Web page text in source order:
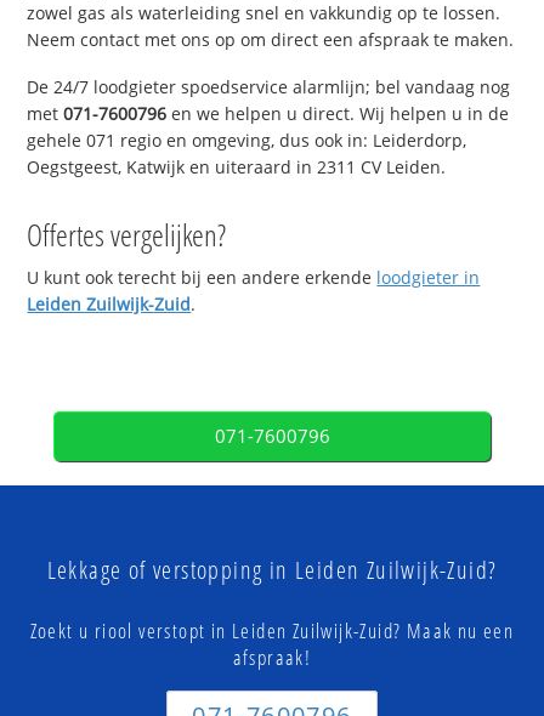
zowel gas als waterleiding snel en vakkundig op te lossen.
Neem contact met ons op om direct een afspraak te maken.
De 24/7 loodgieter spoedservice alarmlijn; bel vandaag nog
met071-7600796 en we helpen u direct. Wij helpen u in de
gehele 071 regio en omgeving, dus ook in: Leiderdorp,
Oegstgeest, Katwijk en uiteraard in 2311 CV Leiden.
Offertes vergelijken?
U kunt ook terecht bij een andere erkende loodgieter in
Leiden Zuilwijk-Zuid.
071-7600796
Lekkage of verstopping in Leiden Zuilwijk-Zuid?
Zoekt u riool verstopt in Leiden Zuilwijk-Zuid? Maak nu een
afspraak!